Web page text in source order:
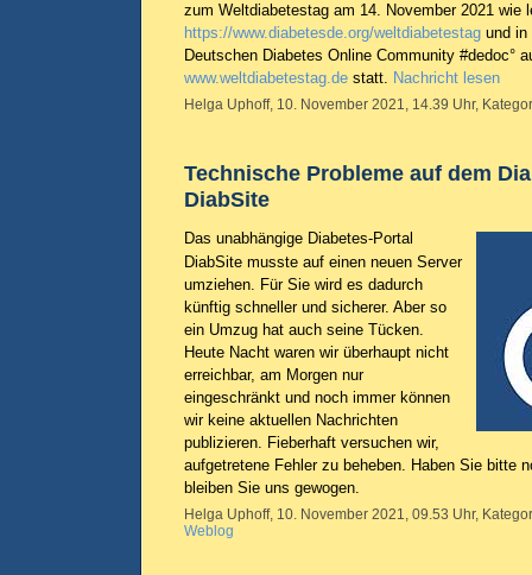
zum Weltdiabetestag am 14. November 2021 wie
https://www.diabetesde.org/weltdiabetestag und in
Deutschen Diabetes Online Community #dedoc°
www.weltdiabetestag.de statt. Nachricht lesen
Helga Uphoff, 10. November 2021, 14.39 Uhr,
Technische Probleme auf dem
DiabSite
Das unabhängige Diabetes-Portal
DiabSite musste auf einen neuen Server
umziehen. Für Sie wird es dadurch
künftig schneller und sicherer. Aber so
ein Umzug hat auch seine Tücken.
Heute Nacht waren wir überhaupt nicht
erreichbar, am Morgen nur
eingeschränkt und noch immer können
wir keine aktuellen Nachrichten
publizieren. Fieberhaft versuchen wir,
aufgetretene Fehler zu beheben. Haben Sie bitte
bleiben Sie uns gewogen.
Helga Uphoff, 10. November 2021, 09.53 Uhr,
Weblog